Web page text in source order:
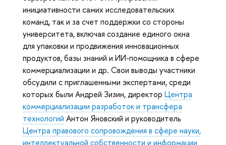
инициативности самих исследовательских
команд, так и за счет поддержки со стороны
университета, включая создание единого окна
для упаковки и продвижения инновационных
продуктов, базы знаний и ИИ-помощника в сфере
коммерциализации и др. Свои выводы участники
обсудили с приглашенными экспертами, среди
которых были Андрей Зизин, директор Центра
коммерциализации разработок и трансфера
технологий Антон Яновский и руководитель
Центра правового сопровождения в сфере науки,
интеллектуальной собственности и информации